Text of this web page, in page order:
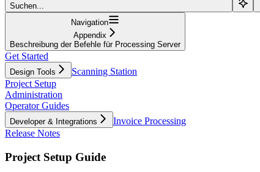
Suchen...
Navigation
Appendix
Beschreibung der Befehle für Processing Server
Get Started
Design Tools
Scanning Station
Project Setup
Administration
Operator Guides
Developer & Integrations
Invoice Processing
Release Notes
Project Setup Guide